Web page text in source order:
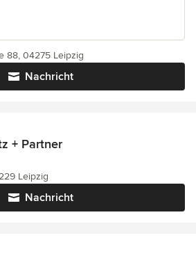
Nachricht
88, 04275 Leipzig
+ Partner
Nachricht
Leipzig